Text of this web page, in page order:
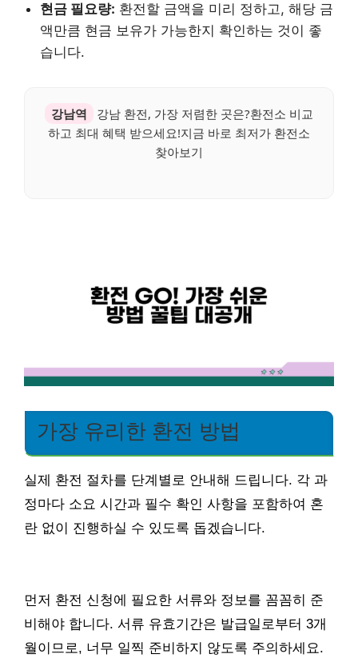
현금 필요량: 환전할 금액을 미리 정하고, 해당 금
액만큼 현금 보유가 가능한지 확인하는 것이 좋
습니다.
강남역
강남 환전, 가장 저렴한 곳은?환전소 비교
하고 최대 혜택 받으세요!지금 바로 최저가 환전소
찾아보기
가장 유리한 환전 방법
실제 환전 절차를 단계별로 안내해 드립니다. 각 과
정마다 소요 시간과 필수 확인 사항을 포함하여 혼
란 없이 진행하실 수 있도록 돕겠습니다.
먼저 환전 신청에 필요한 서류와 정보를 꼼꼼히 준
비해야 합니다. 서류 유효기간은 발급일로부터 3개
월이므로, 너무 일찍 준비하지 않도록 주의하세요.